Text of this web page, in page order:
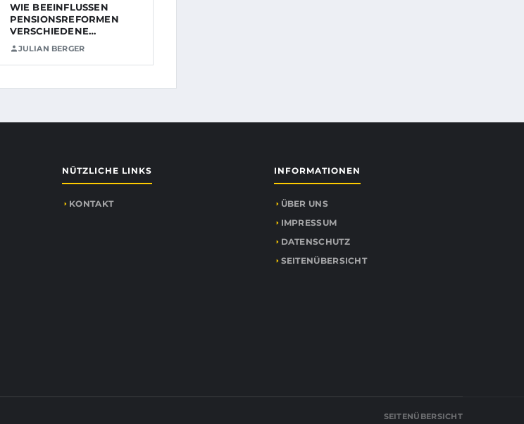
WIE BEEINFLUSSEN
PENSIONSREFORMEN
VERSCHIEDENE
GENERATIONEN…
JULIAN BERGER
NÜTZLICHE LINKS
KONTAKT
INFORMATIONEN
ÜBER UNS
IMPRESSUM
DATENSCHUTZ
SEITENÜBERSICHT
SEITENÜBERSICHT